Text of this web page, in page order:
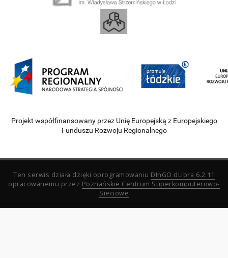
Projekt współfinansowany przez Unię Europejską z Europejskiego
Funduszu Rozwoju Regionalnego
Ten serwis działa dzięki oprogramowaniu DInGO dLibra 6.2.11
opracowanemu przez Poznańskie Centrum Superkomputerowo-
Sieciowe